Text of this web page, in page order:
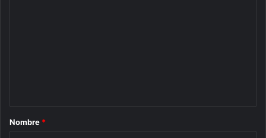
rNombre *